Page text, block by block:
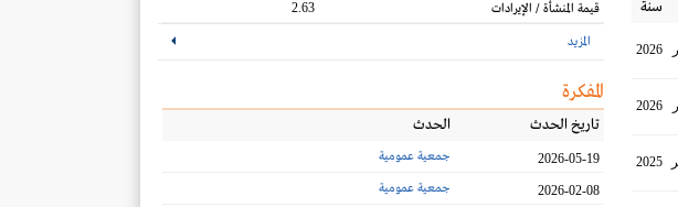
سنة
2026
2026
2025
قيمة المنشأة / الإيرادات
2.63
المزيد
المفكرة
تاريخ الحدث الحدث
2026-05-19 جمعية عمومية
2026-02-08 جمعية عمومية